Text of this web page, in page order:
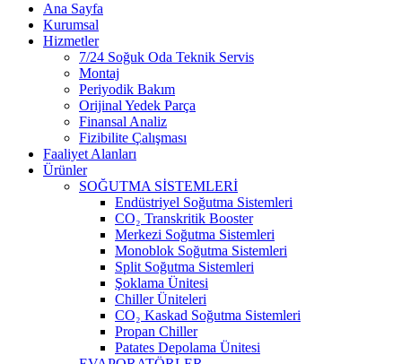
Ana Sayfa
Kurumsal
Hizmetler
7/24 Soğuk Oda Teknik Servis
Montaj
Periyodik Bakım
Orijinal Yedek Parça
Finansal Analiz
Fizibilite Çalışması
Faaliyet Alanları
Ürünler
SOĞUTMA SİSTEMLERİ
Endüstriyel Soğutma Sistemleri
CO₂ Transkritik Booster
Merkezi Soğutma Sistemleri
Monoblok Soğutma Sistemleri
Split Soğutma Sistemleri
Şoklama Ünitesi
Chiller Üniteleri
CO₂ Kaskad Soğutma Sistemleri
Propan Chiller
Patates Depolama Ünitesi